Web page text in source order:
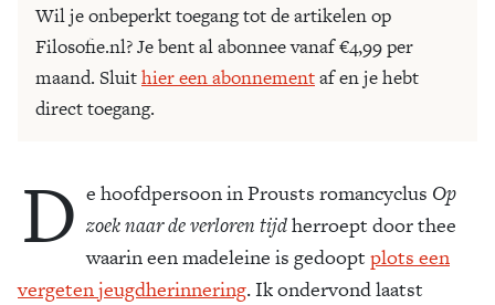
Wil je onbeperkt toegang tot de artikelen op
Filosofie.nl? Je bent al abonnee vanaf €4,99 per
maand. Sluithier een abonnementaf en je hebt
direct toegang.
D e hoofdpersoon in Prousts romancyclus Op
zoek naar de verloren tijdherroept door thee
waarin een madeleine is gedoopt plots een
vergeten jeugdherinnering. Ik ondervond laatst